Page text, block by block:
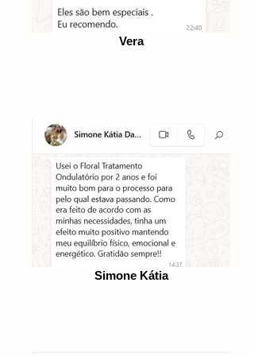
Vera
Simone Kátia